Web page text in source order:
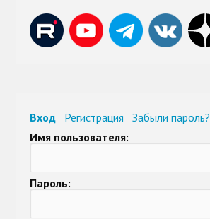
Вход Регистрация
Забыли пароль?
Имя пользователя:
Пароль: